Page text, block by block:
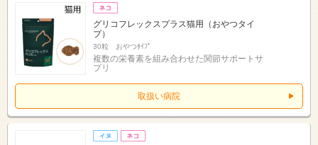
グリコフレックスプラス猫用（おやつタイ
プ）
30粒 おやつﾀｲﾌﾟ
複数の栄養素を組み合わせた関節サポートサ
プリ
取扱い病院